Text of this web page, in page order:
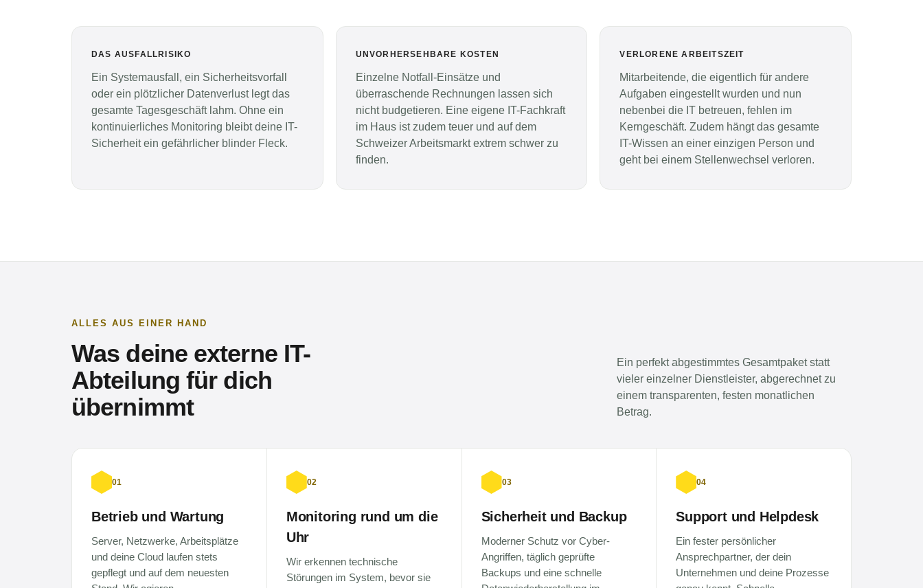
DAS AUSFALLRISIKO
Ein Systemausfall, ein Sicherheitsvorfall
oder ein plötzlicher Datenverlust legt das
gesamte Tagesgeschäft lahm. Ohne ein
kontinuierliches Monitoring bleibt deine IT-
Sicherheit ein gefährlicher blinder Fleck.
UNVORHERSEHBARE KOSTEN
Einzelne Notfall-Einsätze und
überraschende Rechnungen lassen sich
nicht budgetieren. Eine eigene IT-Fachkraft
im Haus ist zudem teuer und auf dem
Schweizer Arbeitsmarkt extrem schwer zu
finden.
VERLORENE ARBEITSZEIT
Mitarbeitende, die eigentlich für andere
Aufgaben eingestellt wurden und nun
nebenbei die IT betreuen, fehlen im
Kerngeschäft. Zudem hängt das gesamte
IT-Wissen an einer einzigen Person und
geht bei einem Stellenwechsel verloren.
ALLES AUS EINER HAND
Was deine externe IT-
Abteilung für dich
übernimmt
Ein perfekt abgestimmtes Gesamtpaket statt
vieler einzelner Dienstleister, abgerechnet zu
einem transparenten, festen monatlichen
Betrag.
01
Betrieb und Wartung
Server, Netzwerke, Arbeitsplätze
und deine Cloud laufen stets
gepflegt und auf dem neuesten
02
Monitoring rund um die
Uhr
Wir erkennen technische
Störungen im System, bevor sie
03
Sicherheit und Backup
Moderner Schutz vor Cyber-
Angriffen, täglich geprüfte
Backups und eine schnelle
04
Support und Helpdesk
Ein fester persönlicher
Ansprechpartner, der dein
Unternehmen und deine Prozesse